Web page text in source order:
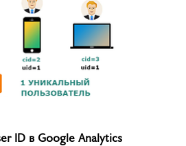
ID в Google Analytics